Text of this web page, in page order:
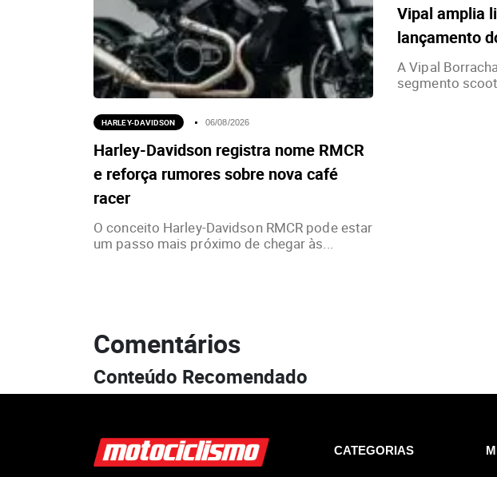
HARLEY-DAVIDSON 06/08/2026
Harley-Davidson registra nome RMCR
e reforça rumores sobre nova café
racer
O conceito Harley-Davidson RMCR pode estar
um passo mais próximo de chegar às...
Vipal amplia
lançamento
A Vipal
segmento
Comentários
Conteúdo Recomendado
CATEGORIAS